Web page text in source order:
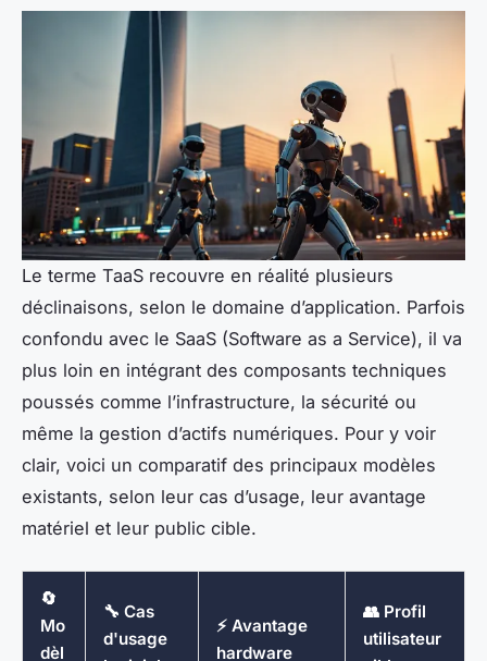
Le terme TaaS recouvre en réalité plusieurs
déclinaisons, selon le domaine d’application. Parfois
confondu avec le SaaS (Software as a Service), il va
plus loin en intégrant des composants techniques
poussés comme l’infrastructure, la sécurité ou
même la gestion d’actifs numériques. Pour y voir
clair, voici un comparatif des principaux modèles
existants, selon leur cas d’usage, leur avantage
matériel et leur public cible.
🔄
Mo
dèl
🔧 Cas
d'usage
⚡ Avantage
hardware
👥 Profil
utilisateur